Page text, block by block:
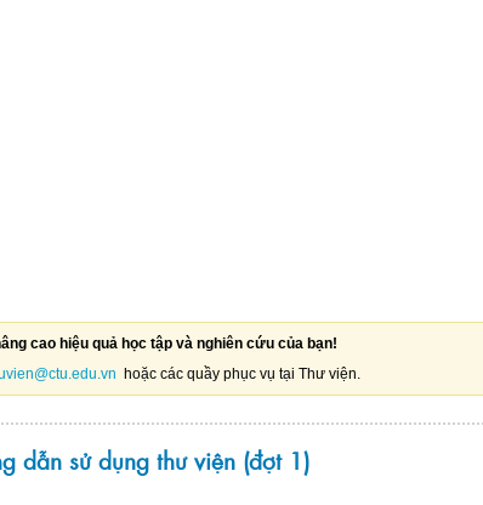
cao hiệu quả học tập và nghiên cứu của bạn!
hoặc các quầy phục vụ tại Thư viện.
dẫn sử dụng thư viện (đợt 1)